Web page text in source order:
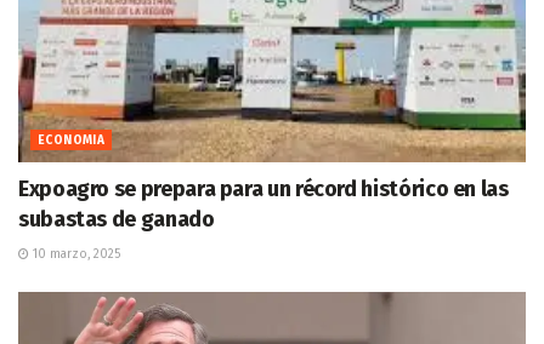
ECONOMIA
Expoagro se prepara para un récord histórico en las
subastas de ganado
10 marzo, 2025